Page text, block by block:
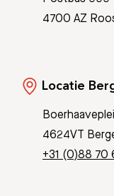
4700 AZ
Locatie
4624VT
+31 (0)88